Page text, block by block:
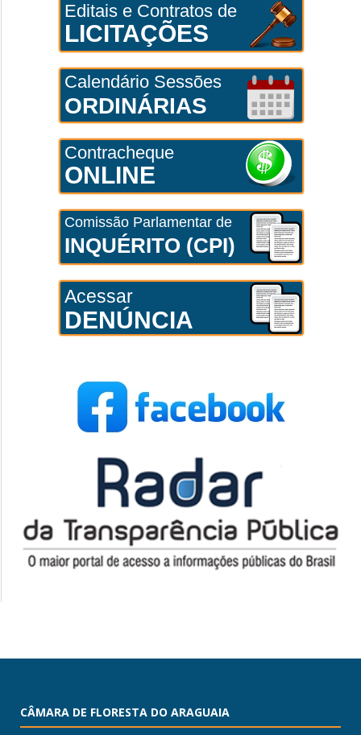
Editais e Contratos de
LICITAÇÕES
Calendário Sessões
ORDINÁRIAS
Contracheque
ONLINE
Comissão Parlamentar de
INQUÉRITO (CPI)
Acessar
DENÚNCIA
CÂMARA DE FLORESTA DO ARAGUAIA